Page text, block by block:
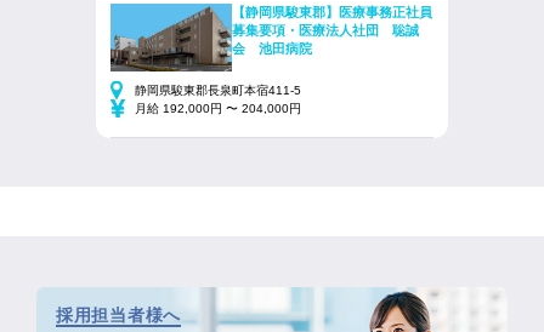
【静岡県駿東郡】医療事務正社員
募集要項・医療法人社団 聡誠
会 池田病院
静岡県駿東郡長泉町本宿411-5
月給 192,000円 〜 204,000円
採用担当者様へ